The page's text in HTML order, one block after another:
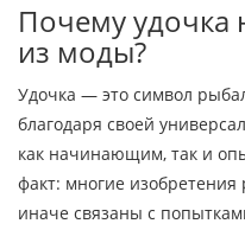
Почему удочка
из моды?
Удочка — это символ
благодаря своей
как начинающим, так и
факт: многие
иначе связаны с